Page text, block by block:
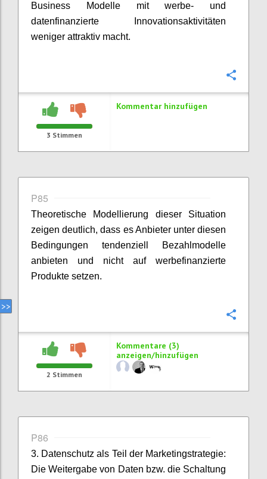
Business Modelle mit werbe- und
datenfinanzierte Innovationsaktivitäten
weniger attraktiv macht.
3 Stimmen
Kommentar hinzufügen
P85
Theoretische Modellierung dieser Situation
zeigen deutlich, dass es Anbieter unter diesen
Bedingungen tendenziell Bezahlmodelle
anbieten und nicht auf werbefinanzierte
Produkte setzen.
2 Stimmen
Kommentare (3)
anzeigen/hinzufügen
P86
3. Datenschutz als Teil der Marketingstrategie:
Die Weitergabe von Daten bzw. die Schaltung